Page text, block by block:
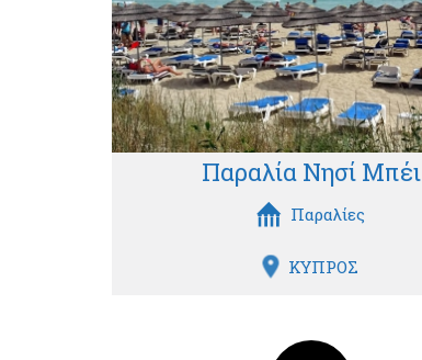
Παραλία Νησί Μπέι
Παραλίες
ΚΥΠΡΟΣ